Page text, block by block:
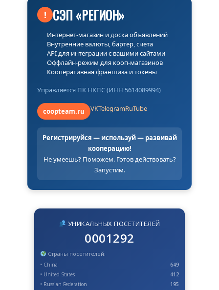
! СЭП «РЕГИОН»
Интернет-магазин и доска объявлений
Внутренние валюты, бартер, счета
API для интеграции с вашими сайтами
Оффлайн-режим для кооп-магазинов
Кооперативная франшиза и токены
Управляется ПК НКПС (ИНН 5614089994)
coopteam.ru VKTelegramRuTube
Регистрируйся — используй — развивай
кооперацию!
Не умеешь? Поможем. Готов действовать?
Запустим.
УНИКАЛЬНЫХ ПОСЕТИТЕЛЕЙ
0001292
Страны посетителей:
• China
649
• United States
412
• Russian Federation
195